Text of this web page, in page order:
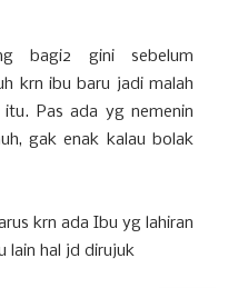
bagi2 gini sebelum
krn ibu baru jadi malah
Pas ada yg nemenin
gak enak kalau bolak
krn ada Ibu yg lahiran
lain hal jd dirujuk